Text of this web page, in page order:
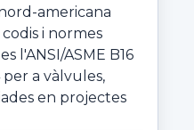
americana
i normes
l'ANSI/ASME B16
per a vàlvules,
en projectes